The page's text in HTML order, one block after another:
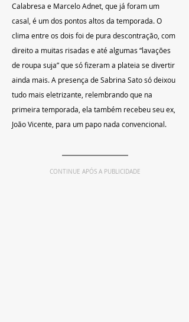
Calabresa e Marcelo Adnet, que já foram um
casal, é um dos pontos altos da temporada. O
clima entre os dois foi de pura descontração, com
direito a muitas risadas e até algumas “lavações
de roupa suja” que só fizeram a plateia se divertir
ainda mais. A presença de Sabrina Sato só deixou
tudo mais eletrizante, relembrando que na
primeira temporada, ela também recebeu seu ex,
João Vicente, para um papo nada convencional.
CONTINUE APÓS A PUBLICIDADE